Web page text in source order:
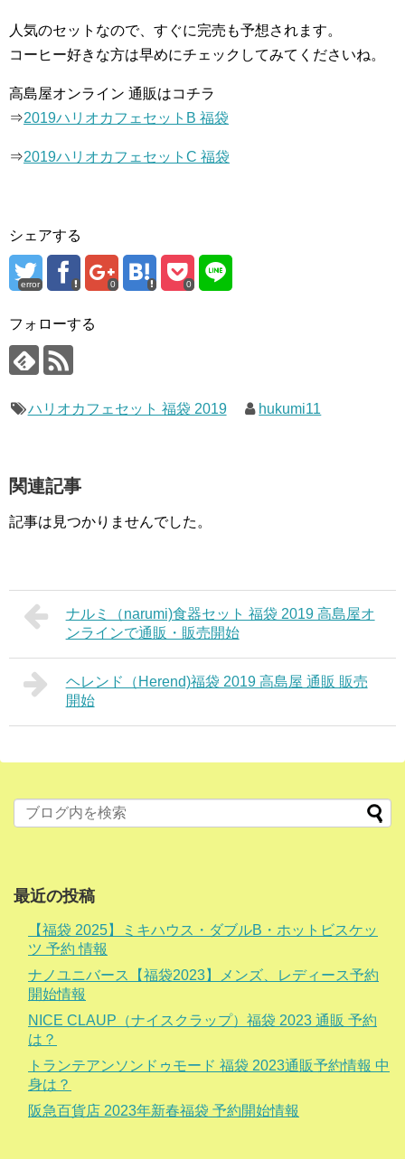
人気のセットなので、すぐに完売も予想されます。
コーヒー好きな方は早めにチェックしてみてくださいね。
高島屋オンライン 通販はコチラ
⇒2019ハリオカフェセットB 福袋
⇒2019ハリオカフェセットC 福袋
シェアする
error 0 0
フォローする
ハリオカフェセット 福袋 2019 hukumi11
関連記事
記事は見つかりませんでした。
ナルミ（narumi)食器セット 福袋 2019 高島屋オ
ンラインで通販・販売開始
ヘレンド（Herend)福袋 2019 高島屋 通販 販売
開始
最近の投稿
【福袋 2025】ミキハウス・ダブルB・ホットビスケッ
ツ 予約 情報
ナノユニバース【福袋2023】メンズ、レディース予約
開始情報
NICE CLAUP（ナイスクラップ）福袋 2023 通販 予約
は？
トランテアンソンドゥモード 福袋 2023通販予約情報 中
身は？
阪急百貨店 2023年新春福袋 予約開始情報